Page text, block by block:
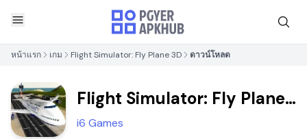
หน้าแรก เกม Flight Simulator: Fly Plane 3D ดาวน์โหลด
Flight Simulator: Fly Plane
3D
i6 Games